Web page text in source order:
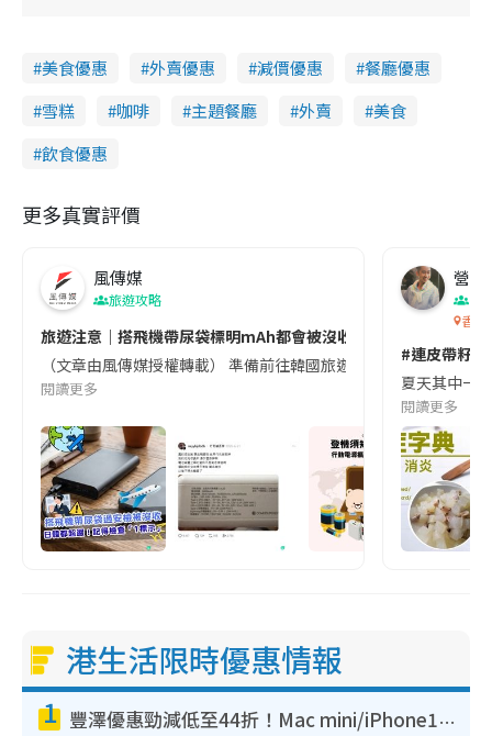
美食優惠 外賣優惠 減價優惠
餐廳優惠
雪糕
咖啡 主題餐廳 外賣
美食
飲食優惠
更多真實評價
風傳媒
旅遊攻略
旅遊注意｜搭飛機帶尿袋標明mAh都會被沒收😱出發前切記檢查
（文章由風傳媒授權轉載） 準備前往韓國旅遊的民眾，近期要
閱讀更多
營養
香港
#連皮帶籽
夏天其中一
閱讀更多
港生活限時優惠情報
1 豐澤優惠勁減低至44折！Mac mini/iPhone17Pro大減價！廚房家電$220起